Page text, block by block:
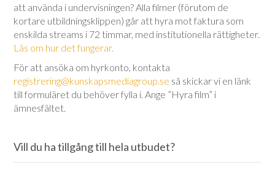
att använda i undervisningen? Alla filmer (förutom de
kortare utbildningsklippen) går att hyra mot faktura som
enskilda streams i 72 timmar, med institutionella rättigheter.
Läs om hur det fungerar.
För att ansöka om hyrkonto, kontakta
registrering@kunskapsmediagroup.se så skickar vi en länk
till formuläret du behöver fylla i. Ange ”Hyra film” i
ämnesfältet.
Vill du ha tillgång till hela utbudet?